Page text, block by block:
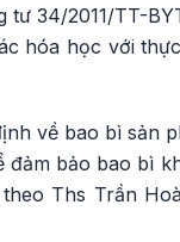
34/2011/TT-
hóa học với
về bao bì sản
bảo bao bì
Ths Trần